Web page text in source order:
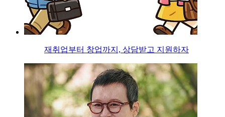
재취업부터 창업까지, 상담받고 지원하자